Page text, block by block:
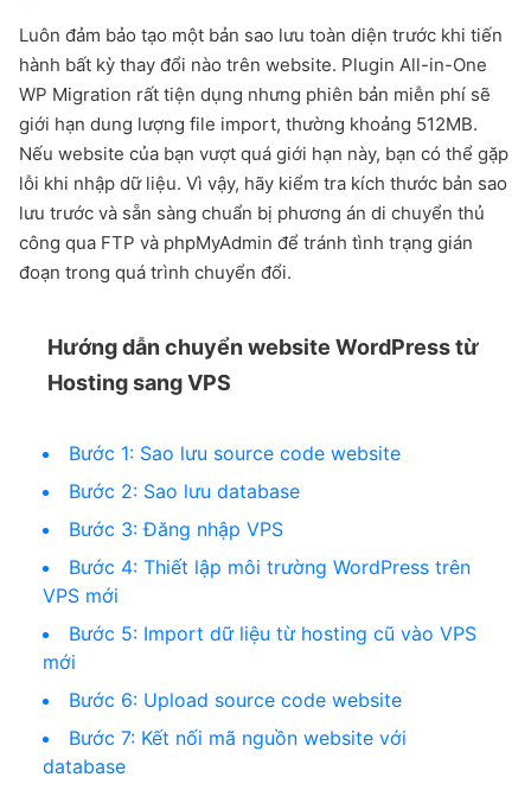
Luôn đảm bảo tạo một bản sao lưu toàn diện trước khi tiến
hành bất kỳ thay đổi nào trên website. Plugin All-in-One
WP Migration rất tiện dụng nhưng phiên bản miễn phí sẽ
giới hạn dung lượng file import, thường khoảng 512MB.
Nếu website của bạn vượt quá giới hạn này, bạn có thể gặp
lỗi khi nhập dữ liệu. Vì vậy, hãy kiểm tra kích thước bản sao
lưu trước và sẵn sàng chuẩn bị phương án di chuyển thủ
công qua FTP và phpMyAdmin để tránh tình trạng gián
đoạn trong quá trình chuyển đổi.
Hướng dẫn chuyển website WordPress từ
Hosting sang VPS
Bước 1: Sao lưu source code website
Bước 2: Sao lưu database
Bước 3: Đăng nhập VPS
Bước 4: Thiết lập môi trường WordPress trên
VPS mới
Bước 5: Import dữ liệu từ hosting cũ vào VPS
mới
Bước 6: Upload source code website
Bước 7: Kết nối mã nguồn website với
database